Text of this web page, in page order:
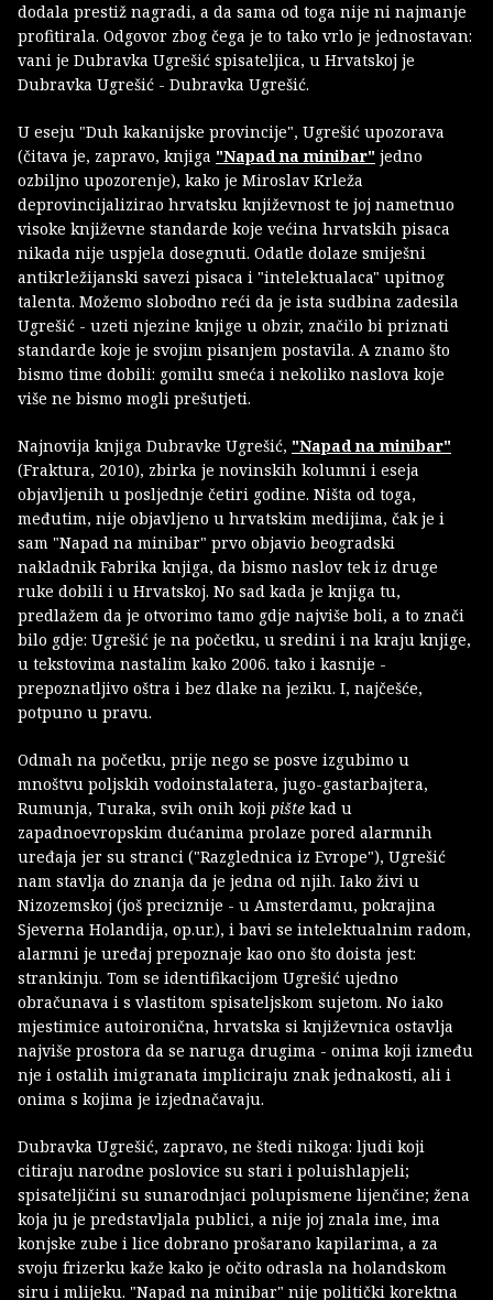
dodala prestiž nagradi, a da sama od toga nije ni najmanje
profitirala. Odgovor zbog čega je to tako vrlo je jednostavan:
vani je Dubravka Ugrešić spisateljica, u Hrvatskoj je
Dubravka Ugrešić - Dubravka Ugrešić.
U eseju "Duh kakanijske provincije", Ugrešić upozorava
(čitava je, zapravo, knjiga "Napad na minibar" jedno
ozbiljno upozorenje), kako je Miroslav Krleža
deprovincijalizirao hrvatsku književnost te joj nametnuo
visoke književne standarde koje većina hrvatskih pisaca
nikada nije uspjela dosegnuti. Odatle dolaze smiješni
antikrležijanski savezi pisaca i "intelektualaca" upitnog
talenta. Možemo slobodno reći da je ista sudbina zadesila
Ugrešić - uzeti njezine knjige u obzir, značilo bi priznati
standarde koje je svojim pisanjem postavila. A znamo što
bismo time dobili: gomilu smeća i nekoliko naslova koje
više ne bismo mogli prešutjeti.
Najnovija knjiga Dubravke Ugrešić, "Napad na minibar"
(Fraktura, 2010), zbirka je novinskih kolumni i eseja
objavljenih u posljednje četiri godine. Ništa od toga,
međutim, nije objavljeno u hrvatskim medijima, čak je i
sam "Napad na minibar" prvo objavio beogradski
nakladnik Fabrika knjiga, da bismo naslov tek iz druge
ruke dobili i u Hrvatskoj. No sad kada je knjiga tu,
predlažem da je otvorimo tamo gdje najviše boli, a to znači
bilo gdje: Ugrešić je na početku, u sredini i na kraju knjige,
u tekstovima nastalim kako 2006. tako i kasnije -
prepoznatljivo oštra i bez dlake na jeziku. I, najčešće,
potpuno u pravu.
Odmah na početku, prije nego se posve izgubimo u
mnoštvu poljskih vodoinstalatera, jugo-gastarbajtera,
Rumunja, Turaka, svih onih koji pište kad u
zapadnoevropskim dućanima prolaze pored alarmnih
uređaja jer su stranci ("Razglednica iz Evrope"), Ugrešić
nam stavlja do znanja da je jedna od njih. Iako živi u
Nizozemskoj (još preciznije - u Amsterdamu, pokrajina
Sjeverna Holandija, op.ur.), i bavi se intelektualnim radom,
alarmni je uređaj prepoznaje kao ono što doista jest:
strankinju. Tom se identifikacijom Ugrešić ujedno
obračunava i s vlastitom spisateljskom sujetom. No iako
mjestimice autoironična, hrvatska si književnica ostavlja
najviše prostora da se naruga drugima - onima koji između
nje i ostalih imigranata impliciraju znak jednakosti, ali i
onima s kojima je izjednačavaju.
Dubravka Ugrešić, zapravo, ne štedi nikoga: ljudi koji
citiraju narodne poslovice su stari i poluishlapjeli;
spisateljičini su sunarodnjaci polupismene lijenčine; žena
koja ju je predstavljala publici, a nije joj znala ime, ima
konjske zube i lice dobrano prošarano kapilarima, a za
svoju frizerku kaže kako je očito odrasla na holandskom
siru i mlijeku. "Napad na minibar" nije politički korektna